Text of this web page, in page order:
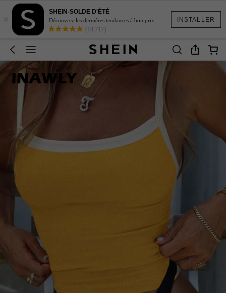
INSTALLER
×
SHEIN-SOLDE D'ÉTÉ
Découvrez les dernières tendances à bon prix.
(18,717)